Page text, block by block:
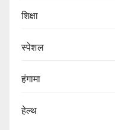
शिक्षा
स्पेशल
हंगामा
हेल्थ